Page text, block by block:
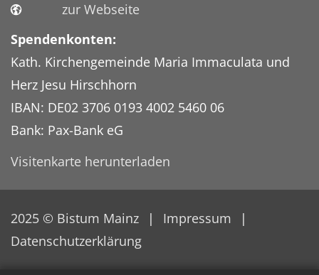
zur Webseite
Spendenkonten:
Kath. Kirchengemeinde Maria Immaculata und
Herz Jesu Hirschhorn
IBAN: DE02 3706 0193 4002 5460 06
Bank: Pax-Bank eG
Visitenkarte herunterladen
2025 © Bistum Mainz
Impressum
Datenschutzerklärung